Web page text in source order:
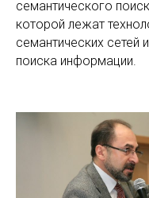
семантического
которой лежат
семантических сетей
поиска информации.